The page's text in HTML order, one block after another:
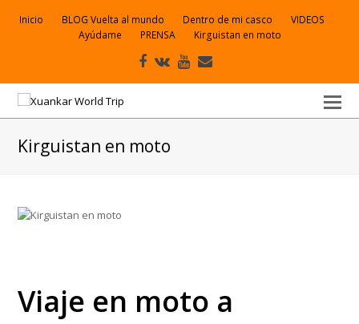
Inicio BLOG Vuelta al mundo Dentro de mi casco
VIDEOS
Ayúdame
PRENSA Kirguistan en moto
Facebook
VK Youtube
electrónico
Kirguistan en moto
Viaje en moto a